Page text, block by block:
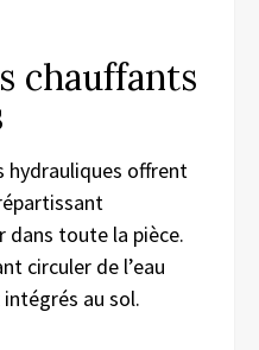
chauffants
hydrauliques offrent
dans toute la pièce.
circuler de l’eau
au sol.